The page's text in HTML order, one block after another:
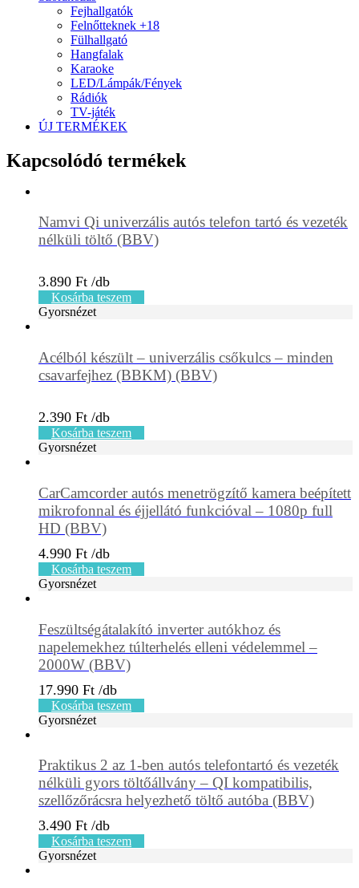
Fejhallgatók
Felnőtteknek +18
Fülhallgató
Hangfalak
Karaoke
LED/Lámpák/Fények
Rádiók
TV-játék
ÚJ TERMÉKEK
Kapcsolódó termékek
Namvi Qi univerzális autós telefon tartó és vezeték
nélküli töltő (BBV)
3.890 Ft
Kosárba teszem
Gyorsnézet
Acélból készült – univerzális csőkulcs – minden
csavarfejhez (BBKM) (BBV)
2.390 Ft
Kosárba teszem
Gyorsnézet
CarCamcorder autós menetrögzítő kamera beépített
mikrofonnal és éjjellátó funkcióval – 1080p full
HD (BBV)
4.990 Ft
Kosárba teszem
Gyorsnézet
Feszültségátalakító inverter autókhoz és
napelemekhez túlterhelés elleni védelemmel –
2000W (BBV)
17.990 Ft
Kosárba teszem
Gyorsnézet
Praktikus 2 az 1-ben autós telefontartó és vezeték
nélküli gyors töltőállvány – QI kompatibilis,
szellőzőrácsra helyezhető töltő autóba (BBV)
3.490 Ft
Kosárba teszem
Gyorsnézet